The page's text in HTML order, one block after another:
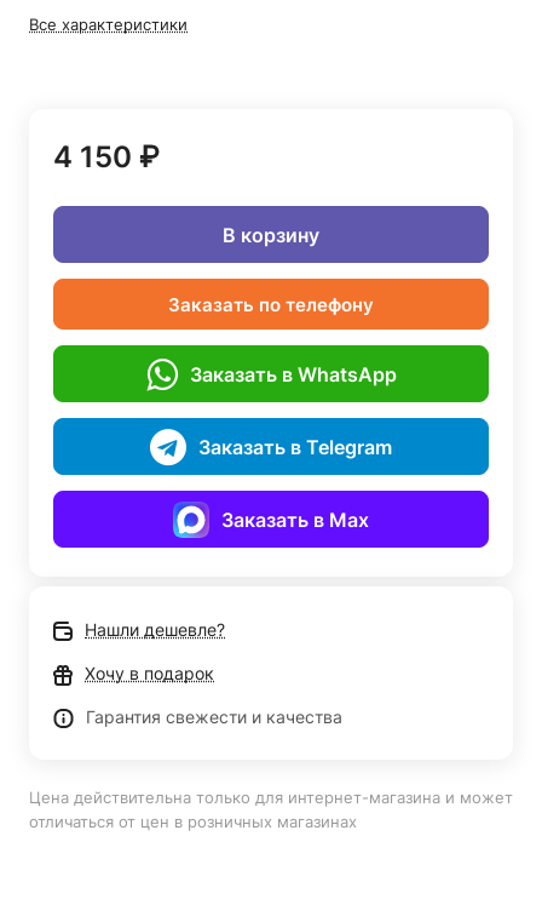
Все характеристики
4 150 ₽
В корзину
Заказать по телефону
Заказать в WhatsApp
Заказать в Telegram
Заказать в Max
Нашли дешевле?
Хочу в подарок
Гарантия свежести и качества
Цена действительна только для интернет-магазина и может
отличаться от цен в розничных магазинах